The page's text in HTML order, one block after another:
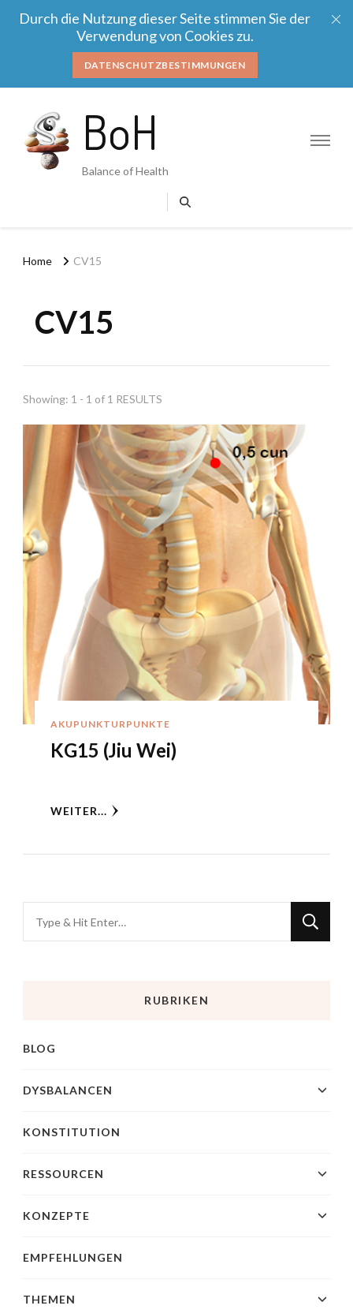
Durch die Nutzung dieser Seite stimmen Sie der
Verwendung von Cookies zu.
DATENSCHUTZBESTIMMUNGEN
BoH
Balance of Health
Home CV15
CV15
Showing: 1 - 1 of 1 RESULTS
AKUPUNKTURPUNKTE
KG15 (Jiu Wei)
WEITER...
RUBRIKEN
BLOG
DYSBALANCEN
KONSTITUTION
RESSOURCEN
KONZEPTE
EMPFEHLUNGEN
THEMEN